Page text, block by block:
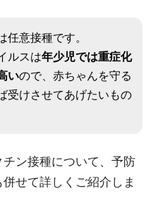
任意接種です。
ルスは年少児では重症化
いので、赤ちゃんを守る
受けさせてあげたいもの
ン接種について、予防
せて詳しくご紹介しま